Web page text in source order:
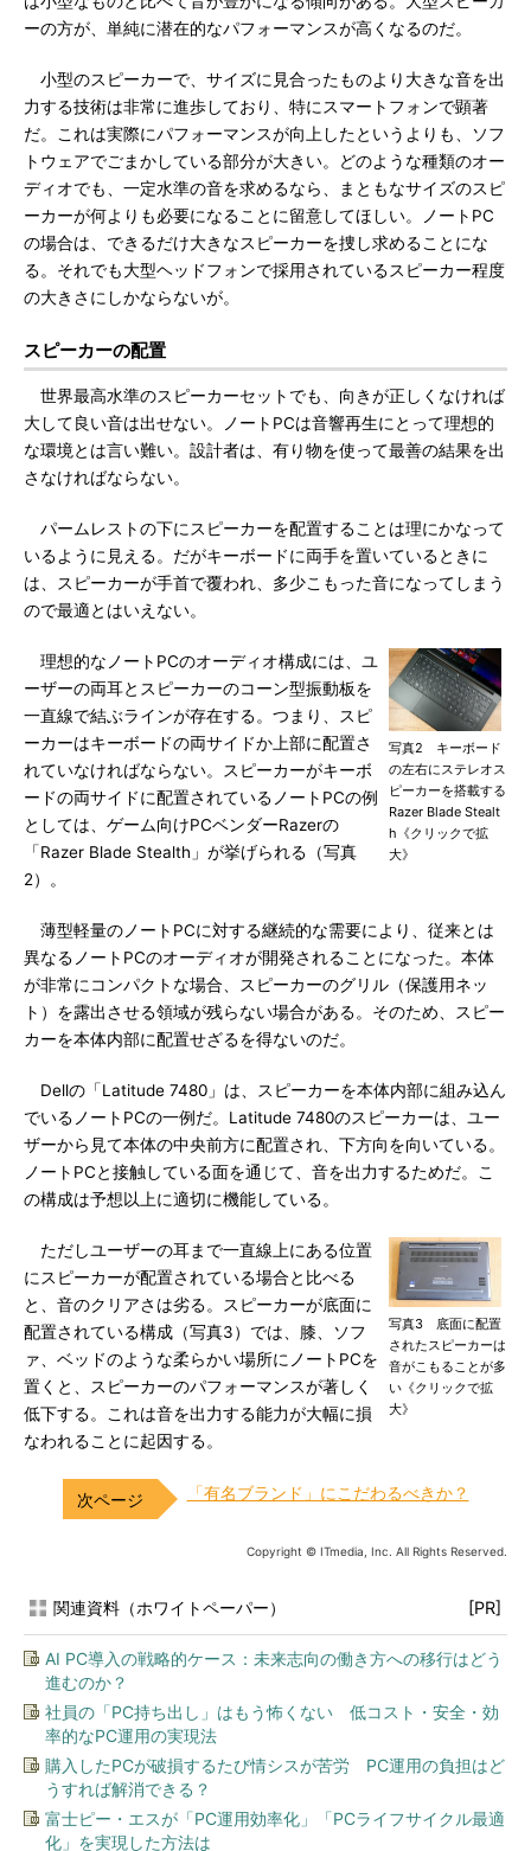
ーの方が、単純に潜在的なパフォーマンスが高くなるのだ。
小型のスピーカーで、サイズに見合ったものより大きな音を出
力する技術は非常に進歩しており、特にスマートフォンで顕著
だ。これは実際にパフォーマンスが向上したというよりも、ソフ
トウェアでごまかしている部分が大きい。どのような種類のオー
ディオでも、一定水準の音を求めるなら、まともなサイズのスピ
ーカーが何よりも必要になることに留意してほしい。ノートPC
の場合は、できるだけ大きなスピーカーを捜し求めることにな
る。それでも大型ヘッドフォンで採用されているスピーカー程度
の大きさにしかならないが。
スピーカーの配置
世界最高水準のスピーカーセットでも、向きが正しくなければ
大して良い音は出せない。ノートPCは音響再生にとって理想的
な環境とは言い難い。設計者は、有り物を使って最善の結果を出
さなければならない。
パームレストの下にスピーカーを配置することは理にかなって
いるように見える。だがキーボードに両手を置いているときに
は、スピーカーが手首で覆われ、多少こもった音になってしまう
ので最適とはいえない。
写真2 キーボード
の左右にステレオス
ピーカーを搭載する
Razer Blade Stealt
h《クリックで拡
大》
理想的なノートPCのオーディオ構成には、ユ
ーザーの両耳とスピーカーのコーン型振動板を
一直線で結ぶラインが存在する。つまり、スピ
ーカーはキーボードの両サイドか上部に配置さ
れていなければならない。スピーカーがキーボ
ードの両サイドに配置されているノートPCの例
としては、ゲーム向けPCベンダーRazerの
「Razer Blade Stealth」が挙げられる（写真
2）。
薄型軽量のノートPCに対する継続的な需要により、従来とは
異なるノートPCのオーディオが開発されることになった。本体
が非常にコンパクトな場合、スピーカーのグリル（保護用ネッ
ト）を露出させる領域が残らない場合がある。そのため、スピー
カーを本体内部に配置せざるを得ないのだ。
Dellの「Latitude 7480」は、スピーカーを本体内部に組み込ん
でいるノートPCの一例だ。Latitude 7480のスピーカーは、ユー
ザーから見て本体の中央前方に配置され、下方向を向いている。
ノートPCと接触している面を通じて、音を出力するためだ。こ
の構成は予想以上に適切に機能している。
写真3 底面に配置
されたスピーカーは
音がこもることが多
い《クリックで拡
大》
ただしユーザーの耳まで一直線上にある位置
にスピーカーが配置されている場合と比べる
と、音のクリアさは劣る。スピーカーが底面に
配置されている構成（写真3）では、膝、ソフ
ァ、ベッドのような柔らかい場所にノートPCを
置くと、スピーカーのパフォーマンスが著しく
低下する。これは音を出力する能力が大幅に損
なわれることに起因する。
「有名ブランド」にこだわるべきか？
Copyright © ITmedia, Inc. All Rights Reserved.
関連資料（ホワイトペーパー） [PR]
AI PC導入の戦略的ケース：未来志向の働き方への移行はどう
進むのか？
社員の「PC持ち出し」はもう怖くない 低コスト・安全・効
率的なPC運用の実現法
購入したPCが破損するたび情シスが苦労 PC運用の負担はど
うすれば解消できる？
富士ピー・エスが「PC運用効率化」「PCライフサイクル最適
化」を実現した方法は